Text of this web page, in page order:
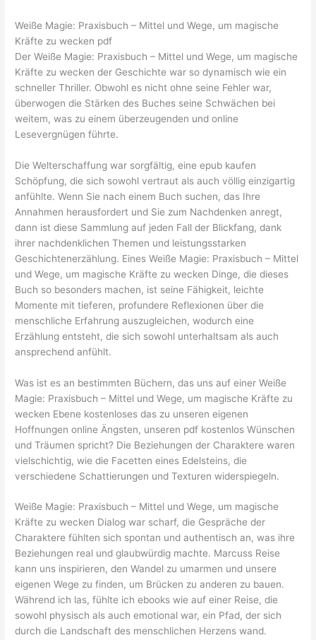
Weiße Magie: Praxisbuch – Mittel und Wege, um magische
Kräfte zu wecken pdf
Der Weiße Magie: Praxisbuch – Mittel und Wege, um magische
Kräfte zu wecken der Geschichte war so dynamisch wie ein
schneller Thriller. Obwohl es nicht ohne seine Fehler war,
überwogen die Stärken des Buches seine Schwächen bei
weitem, was zu einem überzeugenden und online
Lesevergnügen führte.
Die Welterschaffung war sorgfältig, eine epub kaufen
Schöpfung, die sich sowohl vertraut als auch völlig einzigartig
anfühlte. Wenn Sie nach einem Buch suchen, das Ihre
Annahmen herausfordert und Sie zum Nachdenken anregt,
dann ist diese Sammlung auf jeden Fall der Blickfang, dank
ihrer nachdenklichen Themen und leistungsstarken
Geschichtenerzählung. Eines Weiße Magie: Praxisbuch – Mittel
und Wege, um magische Kräfte zu wecken Dinge, die dieses
Buch so besonders machen, ist seine Fähigkeit, leichte
Momente mit tieferen, profundere Reflexionen über die
menschliche Erfahrung auszugleichen, wodurch eine
Erzählung entsteht, die sich sowohl unterhaltsam als auch
ansprechend anfühlt.
Was ist es an bestimmten Büchern, das uns auf einer Weiße
Magie: Praxisbuch – Mittel und Wege, um magische Kräfte zu
wecken Ebene kostenloses das zu unseren eigenen
Hoffnungen online Ängsten, unseren pdf kostenlos Wünschen
und Träumen spricht? Die Beziehungen der Charaktere waren
vielschichtig, wie die Facetten eines Edelsteins, die
verschiedene Schattierungen und Texturen widerspiegeln.
Weiße Magie: Praxisbuch – Mittel und Wege, um magische
Kräfte zu wecken Dialog war scharf, die Gespräche der
Charaktere fühlten sich spontan und authentisch an, was ihre
Beziehungen real und glaubwürdig machte. Marcuss Reise
kann uns inspirieren, den Wandel zu umarmen und unsere
eigenen Wege zu finden, um Brücken zu anderen zu bauen.
Während ich las, fühlte ich ebooks wie auf einer Reise, die
sowohl physisch als auch emotional war, ein Pfad, der sich
durch die Landschaft des menschlichen Herzens wand.